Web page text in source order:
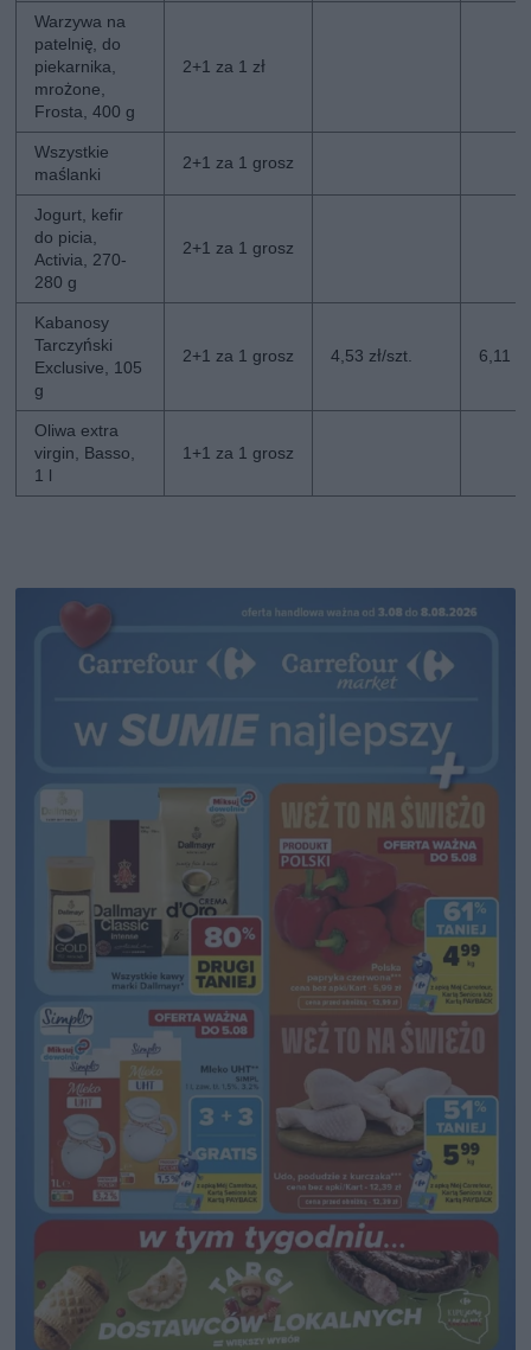
Warzywa na
patelnię, do
piekarnika,
mrożone,
Frosta, 400 g
2+1 za 1 zł
Wszystkie
maślanki
2+1 za 1 grosz
Jogurt, kefir
do picia,
Activia, 270-
280 g
2+1 za 1 grosz
Kabanosy
Tarczyński
Exclusive, 105
g
2+1 za 1 grosz 4,53 zł/szt. 6,11
Oliwa extra
virgin, Basso,
1 l
1+1 za 1 grosz